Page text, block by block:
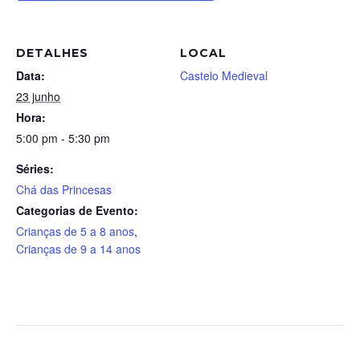
DETALHES
Data:
23 junho
Hora:
5:00 pm - 5:30 pm
Séries:
Chá das Princesas
Categorias de Evento:
Crianças de 5 a 8 anos,
Crianças de 9 a 14 anos
LOCAL
Castelo Medieval